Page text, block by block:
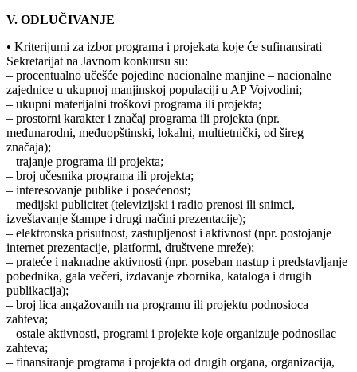
V. ODLUČIVANJE
• Kriterijumi za izbor programa i projekata koje će sufinansirati
Sekretarijat na Javnom konkursu su:
– procentualno učešće pojedine nacionalne manjine – nacionalne
zajednice u ukupnoj manjinskoj populaciji u AP Vojvodini;
– ukupni materijalni troškovi programa ili projekta;
– prostorni karakter i značaj programa ili projekta (npr.
međunarodni, međuopštinski, lokalni, multietnički, od šireg
značaja);
– trajanje programa ili projekta;
– broj učesnika programa ili projekta;
– interesovanje publike i posećenost;
– medijski publicitet (televizijski i radio prenosi ili snimci,
izveštavanje štampe i drugi načini prezentacije);
– elektronska prisutnost, zastupljenost i aktivnost (npr. postojanje
internet prezentacije, platformi, društvene mreže);
– prateće i naknadne aktivnosti (npr. poseban nastup i predstavljanje
pobednika, gala večeri, izdavanje zbornika, kataloga i drugih
publikacija);
– broj lica angažovanih na programu ili projektu podnosioca
zahteva;
– ostale aktivnosti, programi i projekte koje organizuje podnosilac
zahteva;
– finansiranje programa i projekta od drugih organa, organizacija,